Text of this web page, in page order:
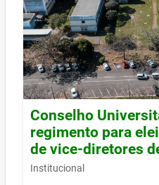
Conselho
regimento para
de vice-diretores
Institucional